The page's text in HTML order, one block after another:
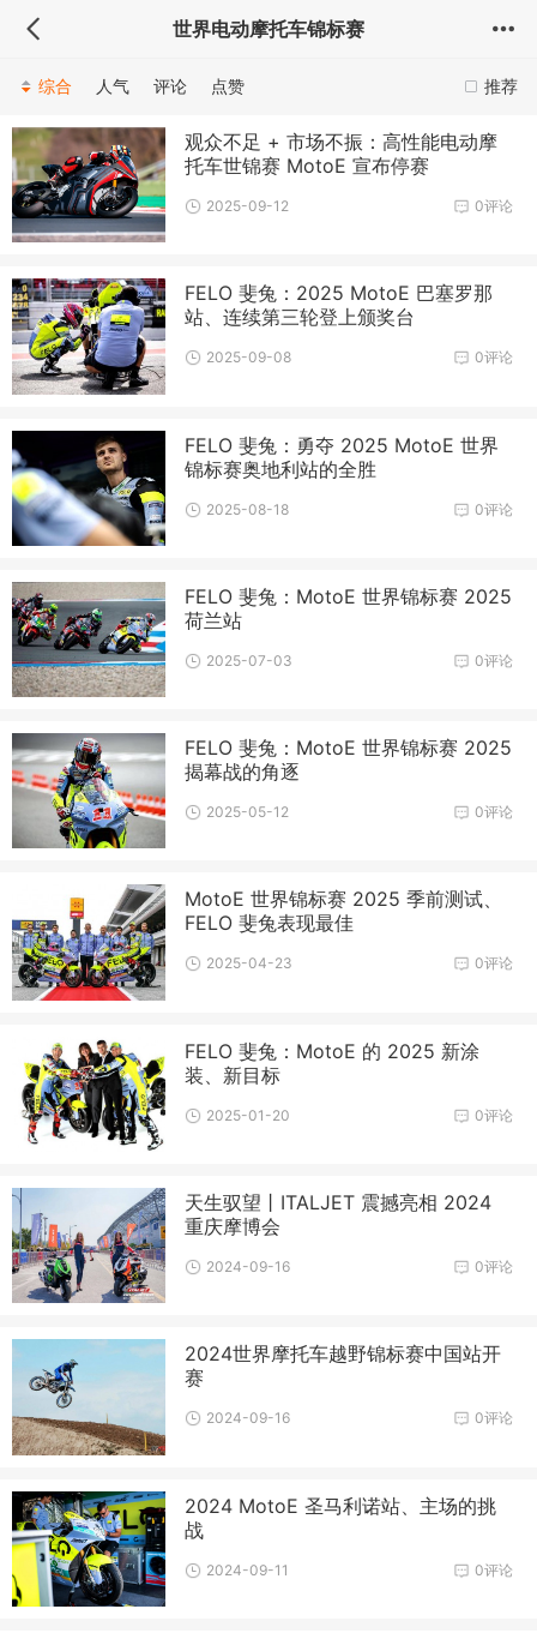
世界电动摩托车锦标赛
推荐
综合 人气 评论 点赞
观众不足 + 市场不振：高性能电动摩
托车世锦赛 MotoE 宣布停赛
0评论
2025-09-12
FELO 斐兔：2025 MotoE 巴塞罗那
站、连续第三轮登上颁奖台
0评论
2025-09-08
FELO 斐兔：勇夺 2025 MotoE 世界
锦标赛奥地利站的全胜
0评论
2025-08-18
FELO 斐兔：MotoE 世界锦标赛 2025
荷兰站
0评论
2025-07-03
FELO 斐兔：MotoE 世界锦标赛 2025
揭幕战的角逐
0评论
2025-05-12
MotoE 世界锦标赛 2025 季前测试、
FELO 斐兔表现最佳
0评论
2025-04-23
FELO 斐兔：MotoE 的 2025 新涂
装、新目标
0评论
2025-01-20
天生驭望丨ITALJET 震撼亮相 2024
重庆摩博会
0评论
2024-09-16
2024世界摩托车越野锦标赛中国站开
赛
0评论
2024-09-16
2024 MotoE 圣马利诺站、主场的挑
战
0评论
2024-09-11